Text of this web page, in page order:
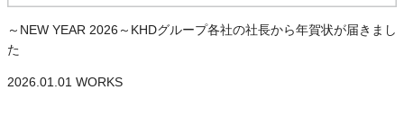
～NEW YEAR 2026～KHDグループ各社の社長から年賀状が届きまし
た
2026.01.01 WORKS